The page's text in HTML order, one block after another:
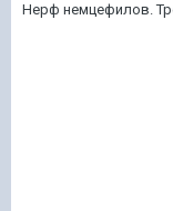
Нерф немцефилов.